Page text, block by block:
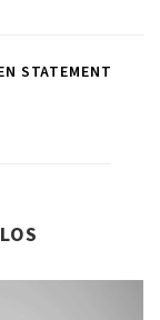
STATEMENT